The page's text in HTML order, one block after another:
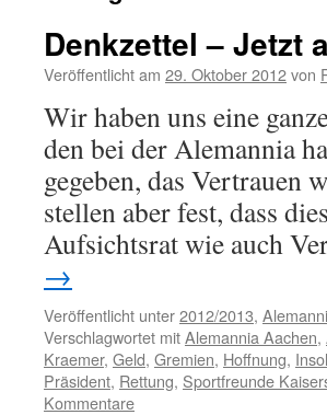
Denkzettel – Jetzt
Veröffentlicht am 29. Oktober 2012von
Wir haben uns eine
den bei der Alemannia
gegeben, das Vertrauen
stellen aber fest, dass
Aufsichtsrat wie auch
→
Veröffentlicht unter2012/2013,
Verschlagwortet mitAlemannia Aachen,
Kraemer, Geld, Gremien, Hoffnung,
Präsident, Rettung, Sportfreunde
Kommentare